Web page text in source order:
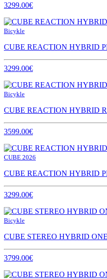
3299.00€
Bicykle
CUBE REACTION HYBRID
3299.00€
Bicykle
CUBE REACTION HYBRID
3599.00€
CUBE 2026
CUBE REACTION HYBRID
3299.00€
Bicykle
CUBE STEREO HYBRID
3799.00€